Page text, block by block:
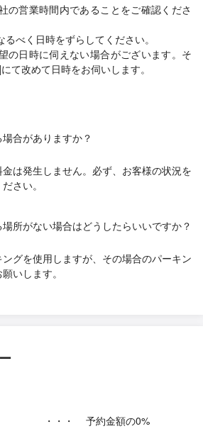
の営業時間内であることをご確認くださ
るべく日時をずらしてください。
の日時に伺えない場合がございます。そ
て改めて日時をお伺いします。
合がありますか？
は発生しません。必ず、お客様の状況を
さい。
所がない場合はどうしたらいいですか？
グを使用しますが、その場合のパーキン
いします。
・・・
予約金額の0%